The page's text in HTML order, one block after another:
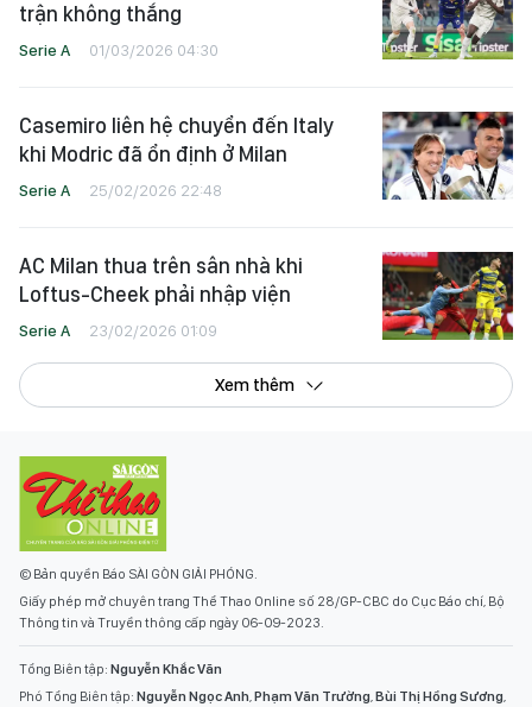
trận không thắng
Serie A 01/03/2026 04:30
Casemiro liên hệ chuyển đến Italy
khi Modric đã ổn định ở Milan
Serie A 25/02/2026 22:48
AC Milan thua trên sân nhà khi
Loftus-Cheek phải nhập viện
Serie A 23/02/2026 01:09
Xem thêm
© Bản quyền Báo SÀI GÒN GIẢI PHÓNG.
Giấy phép mở chuyên trang Thể Thao Online số 28/GP-CBC do Cục Báo chí, Bộ
Thông tin và Truyền thông cấp ngày 06-09-2023.
Tổng Biên tập: Nguyễn Khắc Văn
Phó Tổng Biên tập: Nguyễn Ngọc Anh,Phạm Văn Trường,Bùi Thị Hồng Sương,